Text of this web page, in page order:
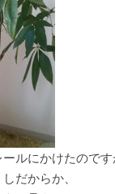
ルにかけたのです
だからか、